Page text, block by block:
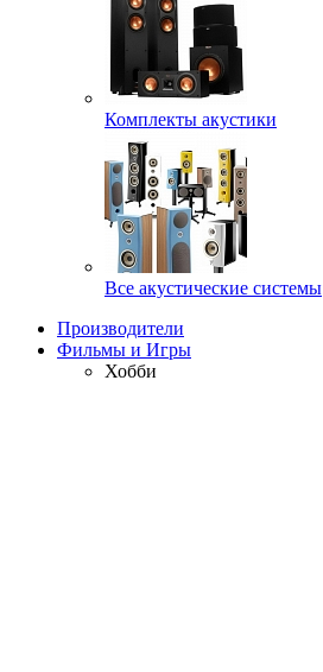
Комплекты акустики
Все акустические системы
Производители
Фильмы и Игры
Хобби